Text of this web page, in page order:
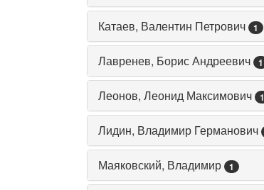
Катаев, Валентин Петрович 1
Лавренев, Борис Андреевич 1
Леонов, Леонид Максимович 1
Лидин, Владимир Германович
Маяковский, Владимир 1